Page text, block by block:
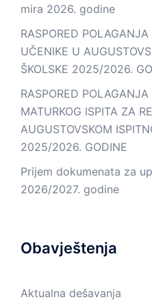
mira 2026. godine
RASPORED
UČENIKE U
ŠKOLSKE 2025/2026.
RASPORED
MATURKOG ISPITA ZA
AUGUSTOVSKOM
2025/2026. GODINE
Prijem dokumenata za
2026/2027. godine
Obavještenja
Aktualna dešavanja